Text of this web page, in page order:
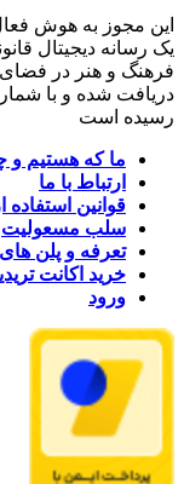
این مجوز به هوش
یک رسانه دیجیتال
فرهنگ و هنر در
رسیده است
ما که هستیم و
ارتباط با ما
قوانین
سلب مسعولیت
تعرفه و پلن های
خرید اکانت
ورود